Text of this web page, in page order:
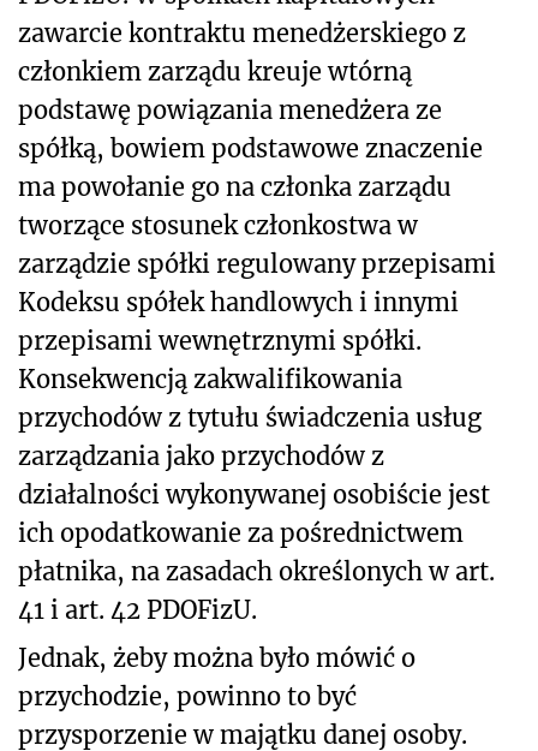
zawarcie kontraktu menedżerskiego z
członkiem zarządu kreuje wtórną
podstawę powiązania menedżera ze
spółką, bowiem podstawowe znaczenie
ma powołanie go na członka zarządu
tworzące stosunek członkostwa w
zarządzie spółki regulowany przepisami
Kodeksu spółek handlowych i innymi
przepisami wewnętrznymi spółki.
Konsekwencją zakwalifikowania
przychodów z tytułu świadczenia usług
zarządzania jako przychodów z
działalności wykonywanej osobiście jest
ich opodatkowanie za pośrednictwem
płatnika, na zasadach określonych w art.
41 i art. 42 PDOFizU.
Jednak, żeby można było mówić o
przychodzie, powinno to być
przysporzenie w majątku danej osoby.